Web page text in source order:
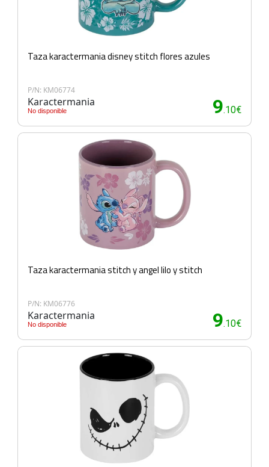
Taza karactermania disney stitch flores azules
P/N: KM06774
Karactermania
No disponible 9.10€
Taza karactermania stitch y angel lilo y stitch
P/N: KM06776
Karactermania
No disponible 9.10€